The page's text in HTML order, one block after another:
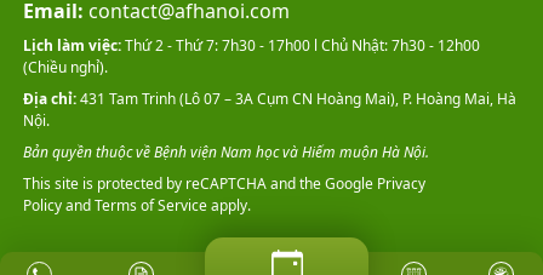
Email: contact@afhanoi.com
This site is protected by reCAPTCHA and the GooglePrivacy
PolicyandTerms of Serviceapply.
Lịch làm việc:Thứ 2 - Thứ 7: 7h30 - 17h00 l Chủ Nhật: 7h30 - 12h00
(Chiều nghỉ).
Địa chỉ:431 Tam Trinh (Lô 07 – 3A Cụm CN Hoàng Mai), P. Hoàng Mai, Hà
Nội.
Bản quyền thuộc về Bệnh viện Nam học và Hiếm muộn Hà Nội.